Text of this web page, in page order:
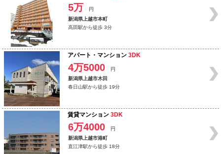
5万
円
新潟県上越市本町
高田駅から徒歩 3分
アパート・マンション 3DK
4万5000
円
新潟県上越市木田
春日山駅から徒歩 19分
賃貸マンション 3DK
6万4000
円
新潟県上越市港町
直江津駅から徒歩 18分